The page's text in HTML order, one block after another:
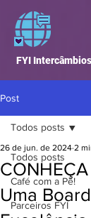
FYI Intercâmbios
Post
Todos posts
Café com a Pê!
Parceiros FYI
Todos posts
CONHEÇA
Uma
26 de jun. de 2024 2